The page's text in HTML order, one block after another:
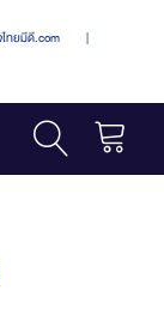
ทยมีดี.com |